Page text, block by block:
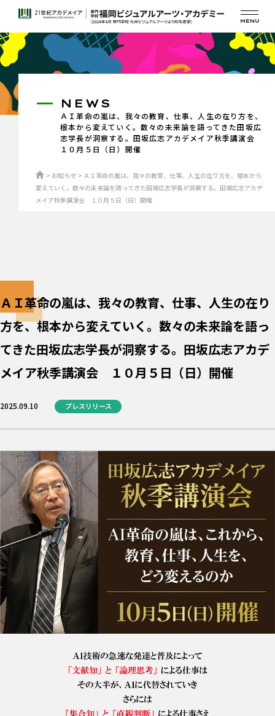
ＡＩ革命の嵐は、我々の教育、仕事、人生の在り方を、
根本から変えていく。数々の未来論を語ってきた田坂広
志学長が洞察する。田坂広志アカデメイア秋季講演会
１０月５日（日）開催
NEWS
お知らせ
ＡＩ革命の嵐は、我々の教育、仕事、人生の在り方を、根本から
変えていく。数々の未来論を語ってきた田坂広志学長が洞察する。田坂広志アカデ
メイア秋季講演会 １０月５日（日）開催
ＡＩ革命の嵐は、我々の教育、仕事、人生の在り
方を、根本から変えていく。数々の未来論を語っ
てきた田坂広志学長が洞察する。田坂広志アカデ
メイア秋季講演会 １０月５日（日）開催
2025.09.10 プレスリリース